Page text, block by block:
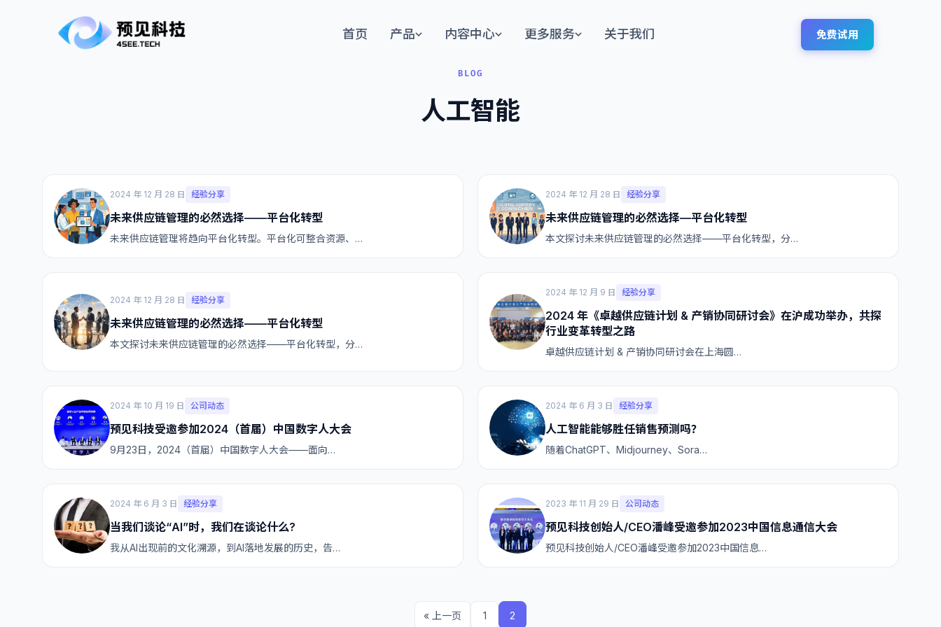
首页 产品 内容中心 更多服务 关于我们 免费试用
BLOG
人工智能
2024 年 12 月 28 日 经验分享
未来供应链管理的必然选择——平台化转型
未来供应链管理将趋向平台化转型。平台化可整合资源、…
2024 年 12 月 28 日 经验分享
未来供应链管理的必然选择—平台化转型
本文探讨未来供应链管理的必然选择——平台化转型，分…
2024 年 12 月 28 日 经验分享
未来供应链管理的必然选择——平台化转型
本文探讨未来供应链管理的必然选择——平台化转型，分…
2024 年 12 月 9 日 经验分享
2024 年《卓越供应链计划 & 产销协同研讨会》在沪成功举办，共探
行业变革转型之路
卓越供应链计划 & 产销协同研讨会在上海圆…
2024 年 10 月 19 日 公司动态
预见科技受邀参加2024（首届）中国数字人大会
9月23日，2024（首届）中国数字人大会——面向…
2024 年 6 月 3 日 经验分享
人工智能能够胜任销售预测吗？
随着ChatGPT、Midjourney、Sora…
2024 年 6 月 3 日 经验分享
当我们谈论“AI”时，我们在谈论什么?
我从AI出现前的文化溯源，到AI落地发展的历史，告…
2023 年 11 月 29 日 公司动态
预见科技创始人/CEO潘峰受邀参加2023中国信息通信大会
预见科技创始人/CEO潘峰受邀参加2023中国信息…
« 上一页 1 2